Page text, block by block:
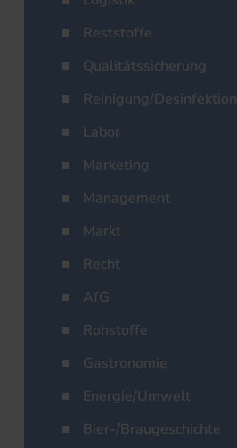
Reststoffe
Qualitätssicherung
Reinigung/Desinfektion
Labor
Marketing
Management
Markt
Recht
AfG
Rohstoffe
Gastronomie
Energie/Umwelt
Bier-/Braugeschichte